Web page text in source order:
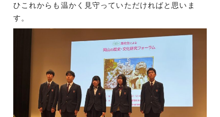
ひこれからも温かく見守っていただければと思いま
す。